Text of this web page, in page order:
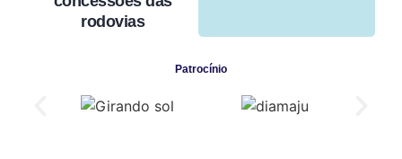
rodovias
Patrocínio